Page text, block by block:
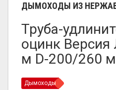
ДЫМОХОДЫ ИЗ
Труба-
оцинк Версия
м D-200/260
Дымоходы